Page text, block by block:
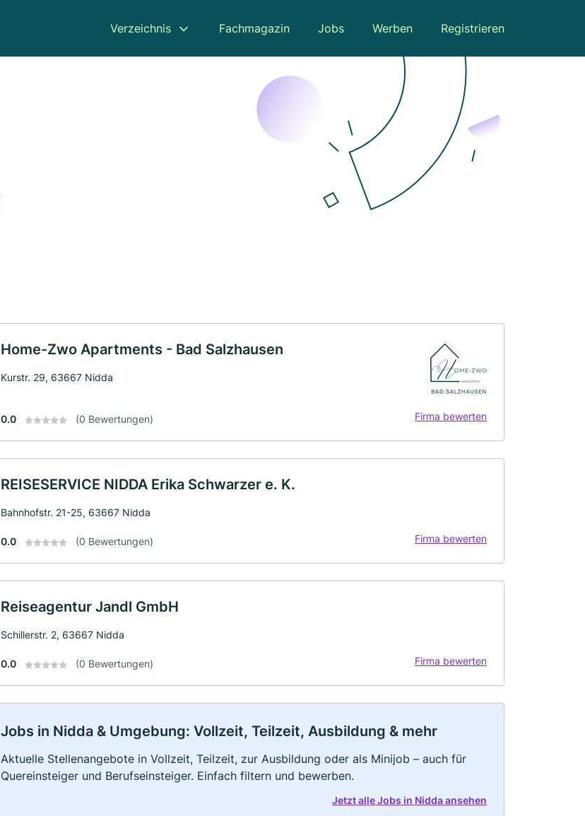
Verzeichnis Fachmagazin Jobs Werben Registrieren
Home-Zwo Apartments - Bad Salzhausen
Kurstr. 29, 63667 Nidda
0.0 (0 Bewertungen) Firma bewerten
REISESERVICE NIDDA Erika Schwarzer e. K.
Bahnhofstr. 21-25, 63667 Nidda
0.0 (0 Bewertungen) Firma bewerten
Reiseagentur Jandl GmbH
Schillerstr. 2, 63667 Nidda
0.0 (0 Bewertungen) Firma bewerten
Jobs in Nidda & Umgebung: Vollzeit, Teilzeit, Ausbildung & mehr
Aktuelle Stellenangebote in Vollzeit, Teilzeit, zur Ausbildung oder als Minijob – auch für
Quereinsteiger und Berufseinsteiger. Einfach filtern und bewerben.
Jetzt alle Jobs in Nidda ansehen